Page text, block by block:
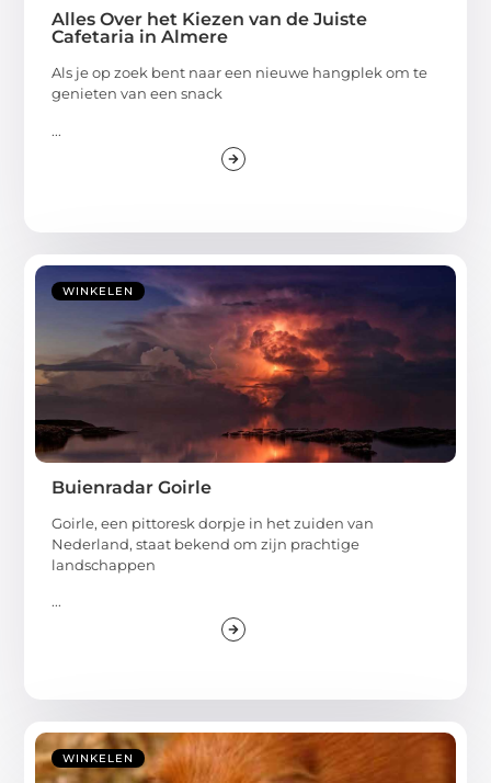
Alles Over het Kiezen van de Juiste
Cafetaria in Almere
Als je op zoek bent naar een nieuwe hangplek om te
genieten van een snack
...
WINKELEN
Buienradar Goirle
Goirle, een pittoresk dorpje in het zuiden van
Nederland, staat bekend om zijn prachtige
landschappen
...
WINKELEN